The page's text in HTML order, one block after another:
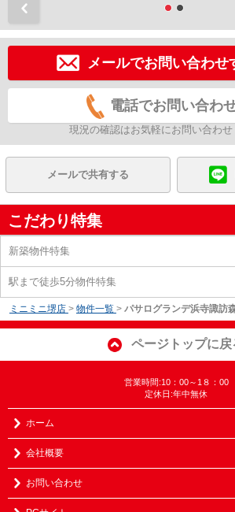
メールでお問い合わせ
電話でお問い合わ
現況の確認はお気軽にお問い合わせ
メールで共有する
こだわり特集
新築物件特集
駅まで徒歩5分物件特集
ミニミニ堺店 > 物件一覧 > パサログランデ浜寺諏訪
ページトップに戻
営業時間:10：00～1８：00
定休日:年中無休
ホーム
会社概要
お問い合わせ